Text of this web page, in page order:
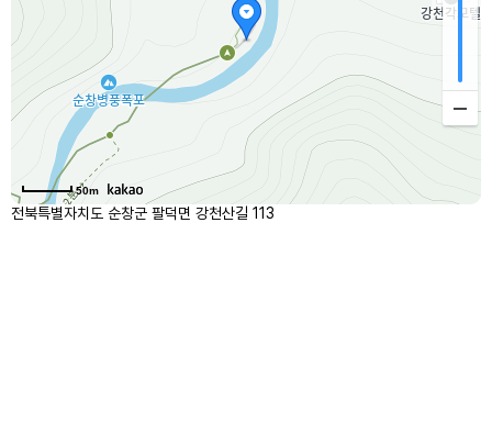
50m
전북특별자치도 순창군 팔덕면 강천산길 113